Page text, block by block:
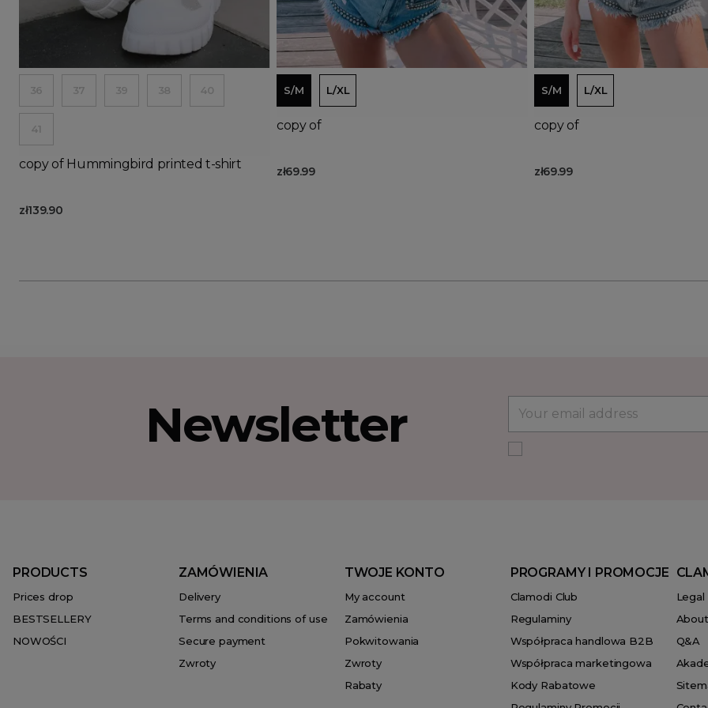
Add to basket
Out-of-Stock
36 37 39 38 40
41
copy of Hummingbird printed t-shirt
zł139.90
Add to basket
S/M L/XL
copy of
zł69.99
S/M L/XL
copy of
zł69.99
Newsletter
PRODUCTS
Prices drop
BESTSELLERY
NOWOŚCI
ZAMÓWIENIA
Delivery
Terms and conditions of use
Secure payment
Zwroty
TWOJE KONTO
My account
Zamówienia
Pokwitowania
Zwroty
Rabaty
PROGRAMY I PROMOCJE
Clamodi Club
Regulaminy
Współpraca handlowa B2B
Współpraca marketingowa
Kody Rabatowe
Q&A